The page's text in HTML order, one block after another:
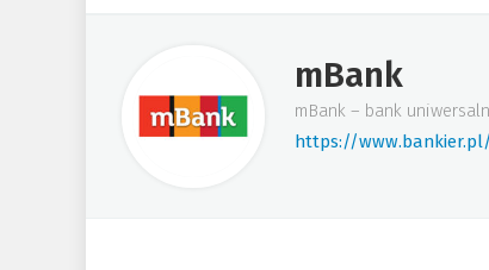
mBank
mBank – bank
https://